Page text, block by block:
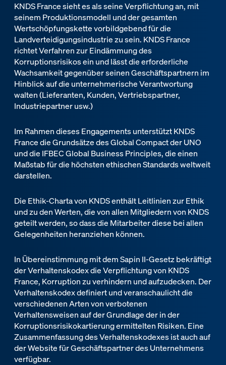
KNDS France sieht es als seine Verpflichtung an, mit
seinem Produktionsmodell und der gesamten
Wertschöpfungskette vorbildgebend für die
Landverteidigungsindustrie zu sein. KNDS France
richtet Verfahren zur Eindämmung des
Korruptionsrisikos ein und lässt die erforderliche
Wachsamkeit gegenüber seinen Geschäftspartnern im
Hinblick auf die unternehmerische Verantwortung
walten (Lieferanten, Kunden, Vertriebspartner,
Industriepartner usw.)
Im Rahmen dieses Engagements unterstützt KNDS
France die Grundsätze des Global Compact der UNO
und die IFBEC Global Business Principles, die einen
Maßstab für die höchsten ethischen Standards weltweit
darstellen.
Die Ethik-Charta von KNDS enthält Leitlinien zur Ethik
und zu den Werten, die von allen Mitgliedern von KNDS
geteilt werden, so dass die Mitarbeiter diese bei allen
Gelegenheiten heranziehen können.
In Übereinstimmung mit dem Sapin II-Gesetz bekräftigt
der Verhaltenskodex die Verpflichtung von KNDS
France, Korruption zu verhindern und aufzudecken. Der
Verhaltenskodex definiert und veranschaulicht die
verschiedenen Arten von verbotenen
Verhaltensweisen auf der Grundlage der in der
Korruptionsrisikokartierung ermittelten Risiken. Eine
Zusammenfassung des Verhaltenskodexes ist auch auf
der Website für Geschäftspartner des Unternehmens
verfügbar.